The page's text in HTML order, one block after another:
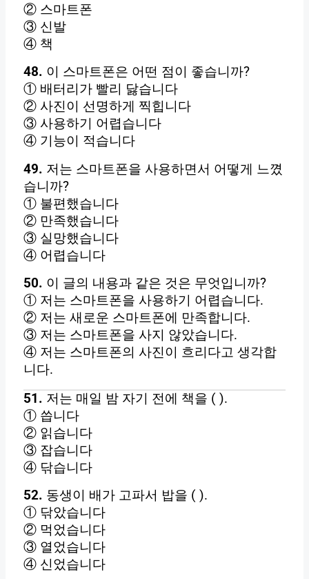
② 스마트폰
③ 신발
④ 책
48. 이 스마트폰은 어떤 점이 좋습니까?
① 배터리가 빨리 닳습니다
② 사진이 선명하게 찍힙니다
③ 사용하기 어렵습니다
④ 기능이 적습니다
49. 저는 스마트폰을 사용하면서 어떻게 느꼈
습니까?
① 불편했습니다
② 만족했습니다
③ 실망했습니다
④ 어렵습니다
50. 이 글의 내용과 같은 것은 무엇입니까?
① 저는 스마트폰을 사용하기 어렵습니다.
② 저는 새로운 스마트폰에 만족합니다.
③ 저는 스마트폰을 사지 않았습니다.
④ 저는 스마트폰의 사진이 흐리다고 생각합
니다.
5
1
~
5
4
음
을
읽
고
(
51. 저는 매일 밤 자기 전에 책을 ( ).
① 씁니다
② 읽습니다
③ 잡습니다
④ 닦습니다
52. 동생이 배가 고파서 밥을 ( ).
① 닦았습니다
② 먹었습니다
③ 열었습니다
④ 신었습니다